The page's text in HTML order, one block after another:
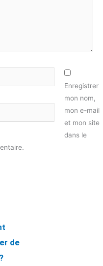
Enregistrer
mon nom,
mon e-mail
et mon site
dans le
de